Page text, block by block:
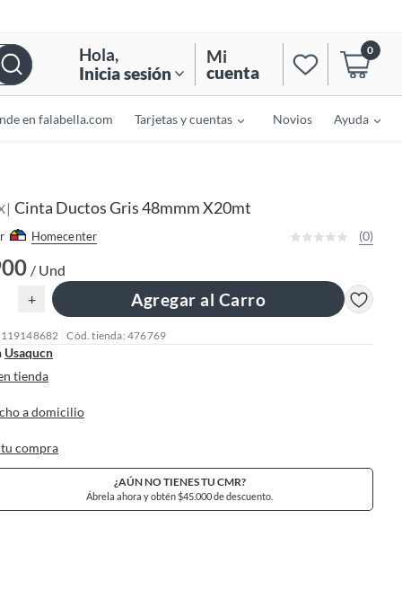
Hola,
Inicia sesión
Mi
cuenta
0
en falabella.com Tarjetas y cuentas Novios Ayuda
| Cinta Ductos Gris 48mmm X20mt
Homecenter (0)
/ Und
+ Agregar al Carro
Cód. tienda: 476769
Usaqucn
tienda
a domicilio
compra
¿AÚN NO TIENES TU CMR?
Ábrela ahora y obtén $45.000 de descuento.